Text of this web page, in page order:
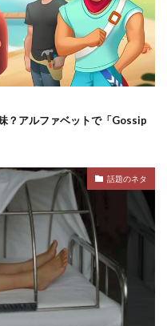
？アルファベットで「Gossip
話題のネタ